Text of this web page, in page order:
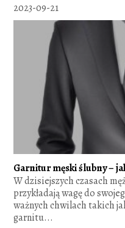
2023-09-21
Garnitur męski ślubny –
W dzisiejszych czasach
przykładają wagę do
ważnych chwilach takich
garnitu...